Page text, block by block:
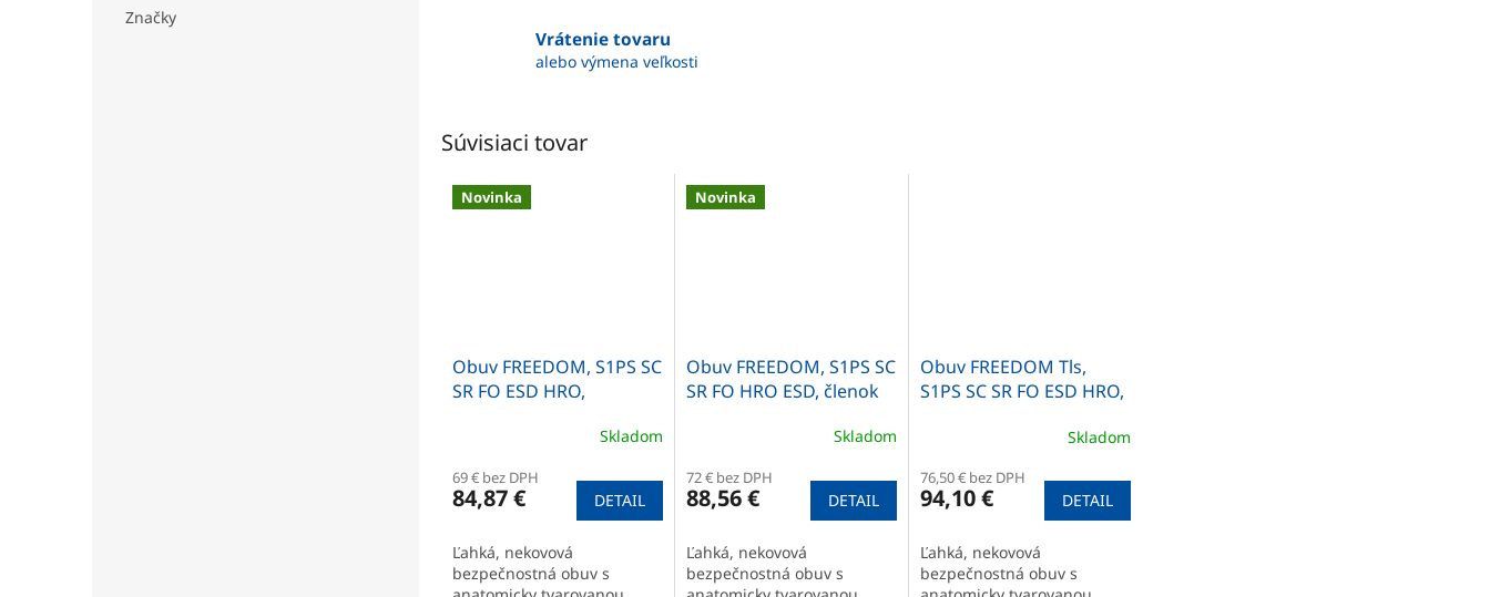
Značky
Vrátenie tovaru
alebo výmena veľkosti
Súvisiaci tovar
Novinka
Obuv FREEDOM, S1PS SC
SR FO ESD HRO,
Skladom
69 € bez DPH
84,87 € DETAIL
Ľahká, nekovová
bezpečnostná obuv s
Novinka
Obuv FREEDOM, S1PS SC
SR FO HRO ESD, členok
Skladom
72 € bez DPH
88,56 € DETAIL
Ľahká, nekovová
bezpečnostná obuv s
Obuv FREEDOM Tls,
S1PS SC SR FO ESD HRO,
Skladom
76,50 € bez DPH
94,10 € DETAIL
Ľahká, nekovová
bezpečnostná obuv s